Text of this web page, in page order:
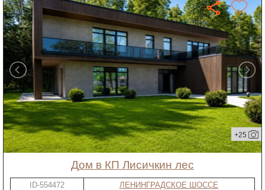
+25
дом в КП Лисичкин лес
ID-554472
ЛЕНИНГРАДСКОЕ ШОССЕ